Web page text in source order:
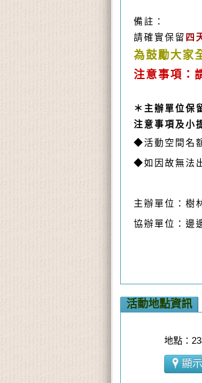
備註：
請確實保留 四
為鼓勵大家
注意事項：
＊主辦單位保
注意事項及小
◆活動空間名
◆如因故無法
主辦單位：
協辦單位：邊
活動地點資訊
地點：
顯